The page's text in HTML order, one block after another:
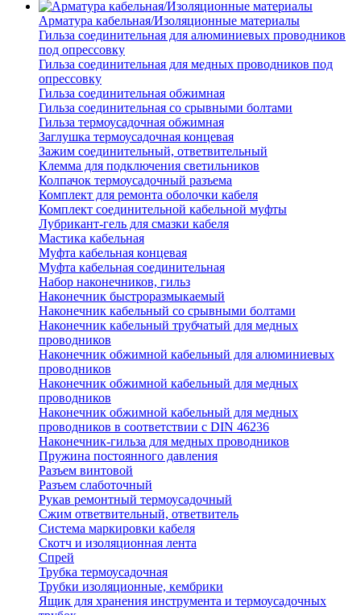
Арматура кабельная/Изоляционные материалы
Гильза соединительная для алюминиевых проводников
под опрессовку
Гильза соединительная для медных проводников под
опрессовку
Гильза соединительная обжимная
Гильза соединительная со срывными болтами
Гильза термоусадочная обжимная
Заглушка термоусадочная концевая
Зажим соединительный, ответвительный
Клемма для подключения светильников
Колпачок термоусадочный разъема
Комплект для ремонта оболочки кабеля
Комплект соединительной кабельной муфты
Лубрикант-гель для смазки кабеля
Мастика кабельная
Муфта кабельная концевая
Муфта кабельная соединительная
Набор наконечников, гильз
Наконечник быстроразмыкаемый
Наконечник кабельный со срывными болтами
Наконечник кабельный трубчатый для медных
проводников
Наконечник обжимной кабельный для алюминиевых
проводников
Наконечник обжимной кабельный для медных
проводников
Наконечник обжимной кабельный для медных
проводников в соответствии с DIN 46236
Наконечник-гильза для медных проводников
Пружина постоянного давления
Разъем винтовой
Разъем слаботочный
Рукав ремонтный термоусадочный
Сжим ответвительный, ответвитель
Система маркировки кабеля
Скотч и изоляционная лента
Спрей
Трубка термоусадочная
Трубки изоляционные, кембрики
Ящик для хранения инструмента и термоусадочных